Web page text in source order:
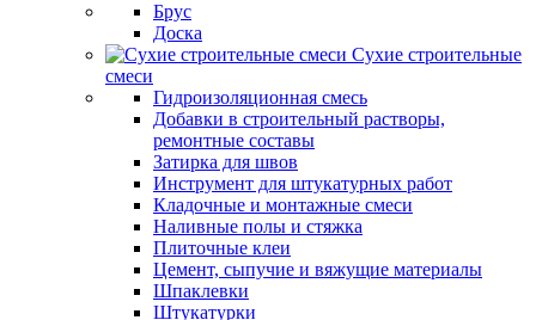
Брус
Доска
Сухие строительные
смеси
Гидроизоляционная смесь
Добавки в строительный растворы,
ремонтные составы
Затирка для швов
Инструмент для штукатурных работ
Кладочные и монтажные смеси
Наливные полы и стяжка
Плиточные клеи
Цемент, сыпучие и вяжущие материалы
Шпаклевки
Штукатурки